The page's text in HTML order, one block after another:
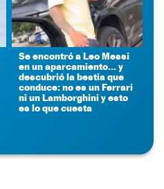
Se encontró a Leo Messi
en un aparcamiento... y
descubrió la bestia que
conduce: no es un Ferrari
ni un Lamborghini y esto
es lo que cuesta